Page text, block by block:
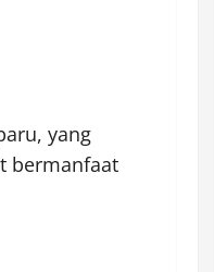
yang
bermanfaat